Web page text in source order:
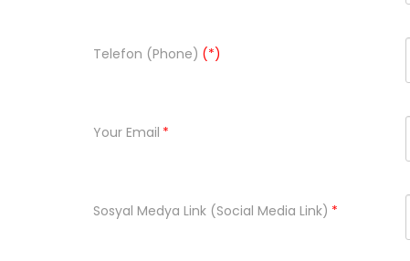
Telefon (Phone) (*)
Your Email *
Sosyal Medya Link (Social Media Link) *